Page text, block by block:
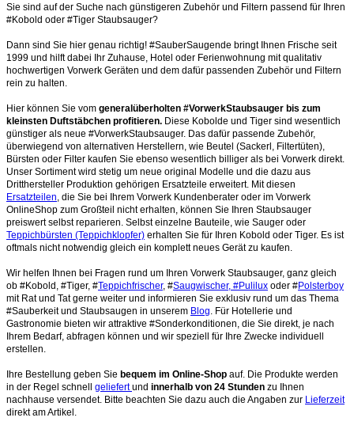
Sie sind auf der Suche nach günstigeren Zubehör und Filtern passend für Ihren
#Kobold oder #Tiger Staubsauger?
Dann sind Sie hier genau richtig! #SauberSaugende bringt Ihnen Frische seit
1999 und hilft dabei Ihr Zuhause, Hotel oder Ferienwohnung mit qualitativ
hochwertigen Vorwerk Geräten und dem dafür passenden Zubehör und Filtern
rein zu halten.
Hier können Sie vom generalüberholten #VorwerkStaubsauger bis zum
kleinsten Duftstäbchen profitieren. Diese Kobolde und Tiger sind wesentlich
günstiger als neue #VorwerkStaubsauger. Das dafür passende Zubehör,
überwiegend von alternativen Herstellern, wie Beutel (Sackerl, Filtertüten),
Bürsten oder Filter kaufen Sie ebenso wesentlich billiger als bei Vorwerk direkt.
Unser Sortiment wird stetig um neue original Modelle und die dazu aus
Dritthersteller Produktion gehörigen Ersatzteile erweitert. Mit diesen
Ersatzteilen , die Sie bei Ihrem Vorwerk Kundenberater oder im Vorwerk
OnlineShop zum Großteil nicht erhalten, können Sie Ihren Staubsauger
preiswert selbst reparieren. Selbst einzelne Bauteile, wie Sauger oder
Teppichbürsten (Teppichklopfer) erhalten Sie für Ihren Kobold oder Tiger. Es ist
oftmals nicht notwendig gleich ein komplett neues Gerät zu kaufen.
Wir helfen Ihnen bei Fragen rund um Ihren Vorwerk Staubsauger, ganz gleich
ob #Kobold, #Tiger, #Teppichfrischer, #Saugwischer, #Pulilux oder #Polsterboy
mit Rat und Tat gerne weiter und informieren Sie exklusiv rund um das Thema
#Sauberkeit und Staubsaugen in unserem Blog . Für Hotellerie und
Gastronomie bieten wir attraktive #Sonderkonditionen, die Sie direkt, je nach
Ihrem Bedarf, abfragen können und wir speziell für Ihre Zwecke individuell
erstellen.
Ihre Bestellung geben Sie bequem im Online-Shop auf. Die Produkte werden
in der Regel schnell geliefertund innerhalb von 24 Stunden zu Ihnen
nachhause versendet. Bitte beachten Sie dazu auch die Angaben zur Lieferzeit
direkt am Artikel.